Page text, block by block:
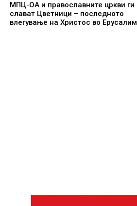
МПЦ-ОА и православните цркви ги
слават Цветници – последното
влегување на Христос во Ерусалим